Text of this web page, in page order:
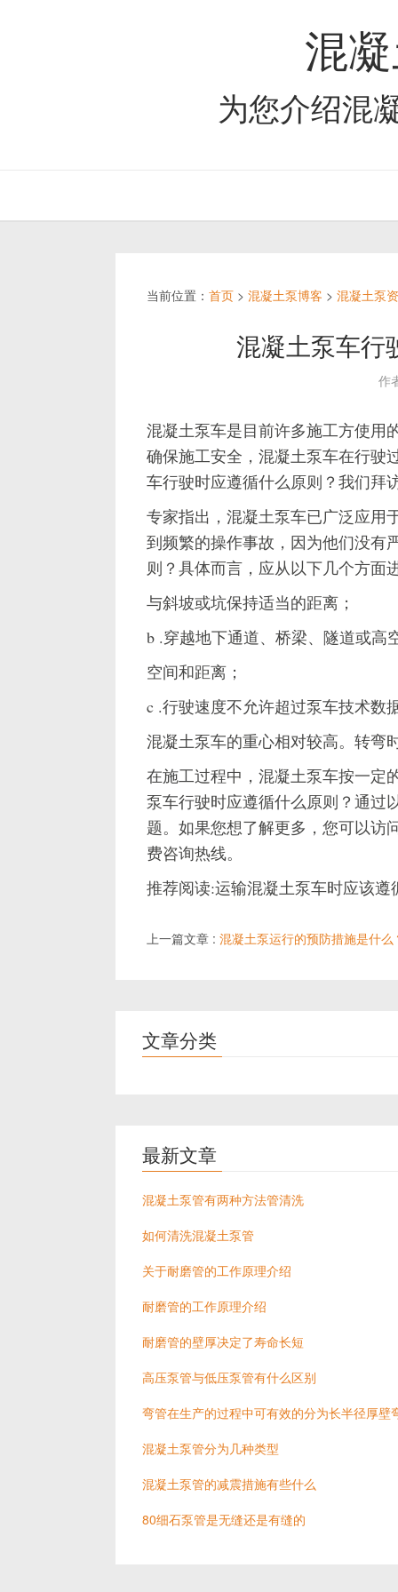
混
为您介绍混
当前位置： 首页 > 混凝土泵博客 > 混凝土泵
混凝土泵车行
作
混凝土泵车是目前许多施工方使用
确保施工安全，混凝土泵车在行驶
车行驶时应遵循什么原则？我们拜
专家指出，混凝土泵车已广泛应用
到频繁的操作事故，因为他们没有
则？具体而言，应从以下几个方面
与斜坡或坑保持适当的距离；
b .穿越地下通道、桥梁、隧道或高
空间和距离；
c .行驶速度不允许超过泵车技术数
混凝土泵车的重心相对较高。转弯
在施工过程中，混凝土泵车按一定
泵车行驶时应遵循什么原则？通过
题。如果您想了解更多，您可以访
费咨询热线。
推荐阅读:运输混凝土泵车时应该遵
上一篇文章 : 混凝土泵运行的预防措施是什么
文章分类
最新文章
混凝土泵管有两种方法管清洗
如何清洗混凝土泵管
关于耐磨管的工作原理介绍
耐磨管的工作原理介绍
耐磨管的壁厚决定了寿命长短
高压泵管与低压泵管有什么区别
弯管在生产的过程中可有效的分为长半径厚壁
混凝土泵管分为几种类型
混凝土泵管的减震措施有些什么
80细石泵管是无缝还是有缝的